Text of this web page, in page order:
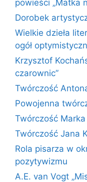
powieści „Matka
Dorobek
Wielkie dzieła
ogół
Krzysztof
czarownic”
Twórczość
Powojenna
Twórczość Marka
Twórczość Jana
Rola pisarza w
pozytywizmu
A.E. van Vogt